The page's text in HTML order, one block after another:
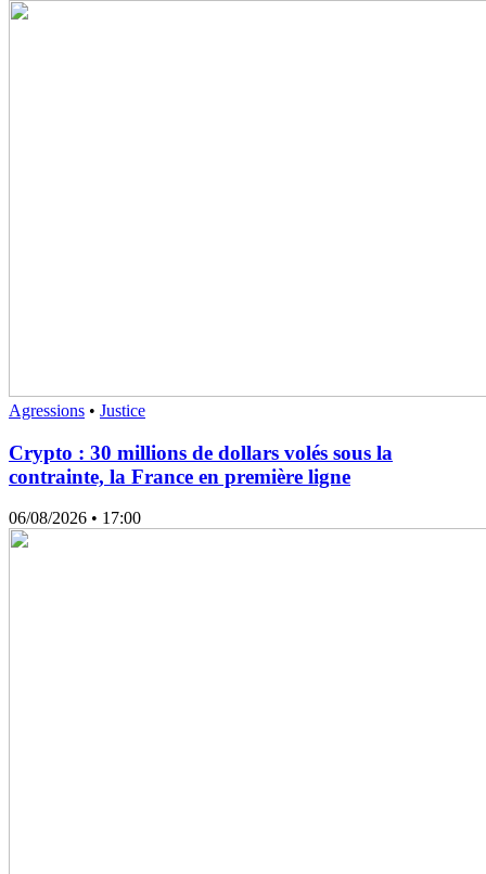
Agressions • Justice
Crypto : 30 millions de dollars volés sous la
contrainte, la France en première ligne
06/08/2026 • 17:00